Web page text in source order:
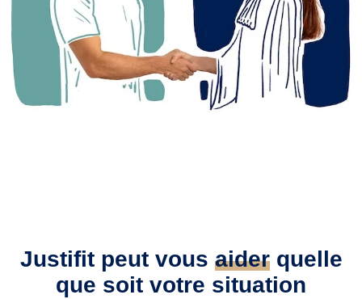
Justifit peut vous aiderquelle
que soit votre situation